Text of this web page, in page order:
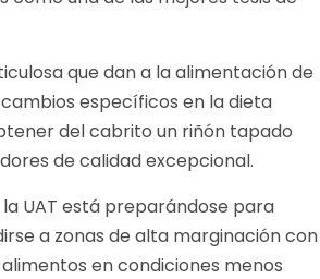
que dan a la alimentación de
específicos en la dieta
del cabrito un riñón tapado
de calidad excepcional.
UAT está preparándose para
a zonas de alta marginación con
en condiciones menos